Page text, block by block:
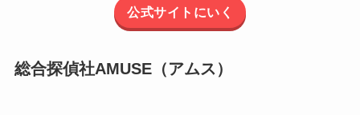
公式サイトにいく
総合探偵社AMUSE（アムス）